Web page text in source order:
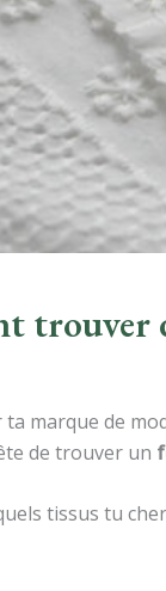
trouver
ta marque de
de trouver un
tissus tu